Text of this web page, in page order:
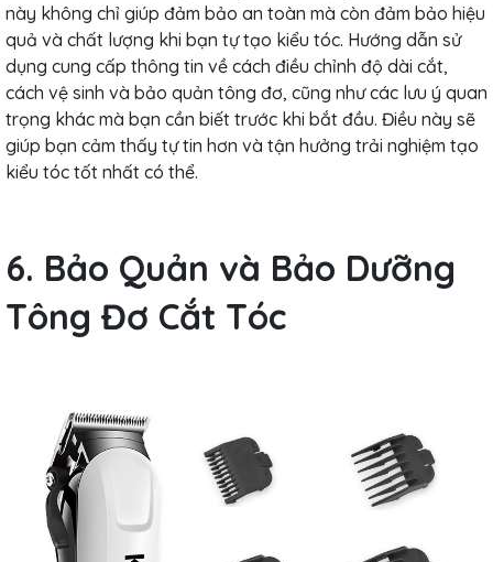
này không chỉ giúp đảm bảo an toàn mà còn đảm bảo hiệu
quả và chất lượng khi bạn tự tạo kiểu tóc. Hướng dẫn sử
dụng cung cấp thông tin về cách điều chỉnh độ dài cắt,
cách vệ sinh và bảo quản tông đơ, cũng như các lưu ý quan
trọng khác mà bạn cần biết trước khi bắt đầu. Điều này sẽ
giúp bạn cảm thấy tự tin hơn và tận hưởng trải nghiệm tạo
kiểu tóc tốt nhất có thể.
6. Bảo Quản và Bảo Dưỡng
Tông Đơ Cắt Tóc